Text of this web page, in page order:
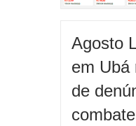
Agosto
em Ubá
de